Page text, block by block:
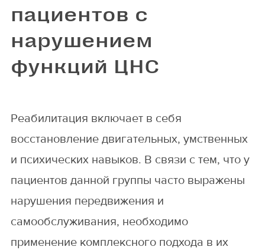
пациентов с
нарушением
функций ЦНС
Реабилитация включает в себя
восстановление двигательных, умственных
и психических навыков. В связи с тем, что у
пациентов данной группы часто выражены
нарушения передвижения и
самообслуживания, необходимо
применение комплексного подхода в их